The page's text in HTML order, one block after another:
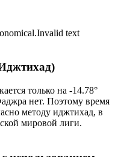
text
только на -14.78°
нет. Поэтому время
методу иджтихад, в
мировой лиги.